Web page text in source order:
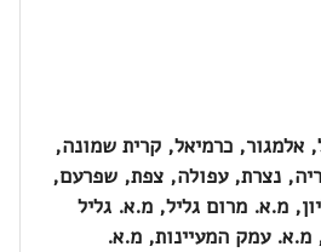
אלמגור, כרמיאל, קרית שמונה,
נצרת, עפולה, צפת, שפרעם,
מ.א. מרום גליל, מ.א. גליל
עמק המעיינות, מ.א.